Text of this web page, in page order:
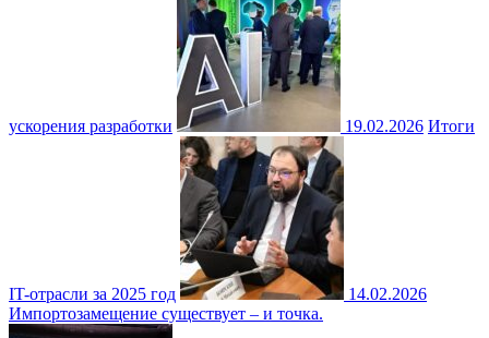
ускорения разработки 19.02.2026 Итоги
IT-отрасли за 2025 год
14.02.2026
Импортозамещение существует – и точка.